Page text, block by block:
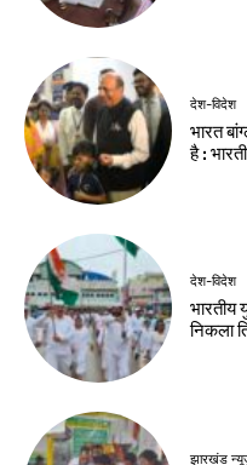
शहादत दिवस पर
अर्पित की श्रद्धांजलि
Birsa Bhumi Live -
August 8, 2026
झारखंड न्यूज़
झारखंड आदिवासी
महोत्सव 2026 के लिए
मोरहाबादी मैदान तैयार
Birsa Bhumi Live
August 8, 2026